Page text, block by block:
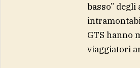
basso” degli
GTS hanno
viaggiatori